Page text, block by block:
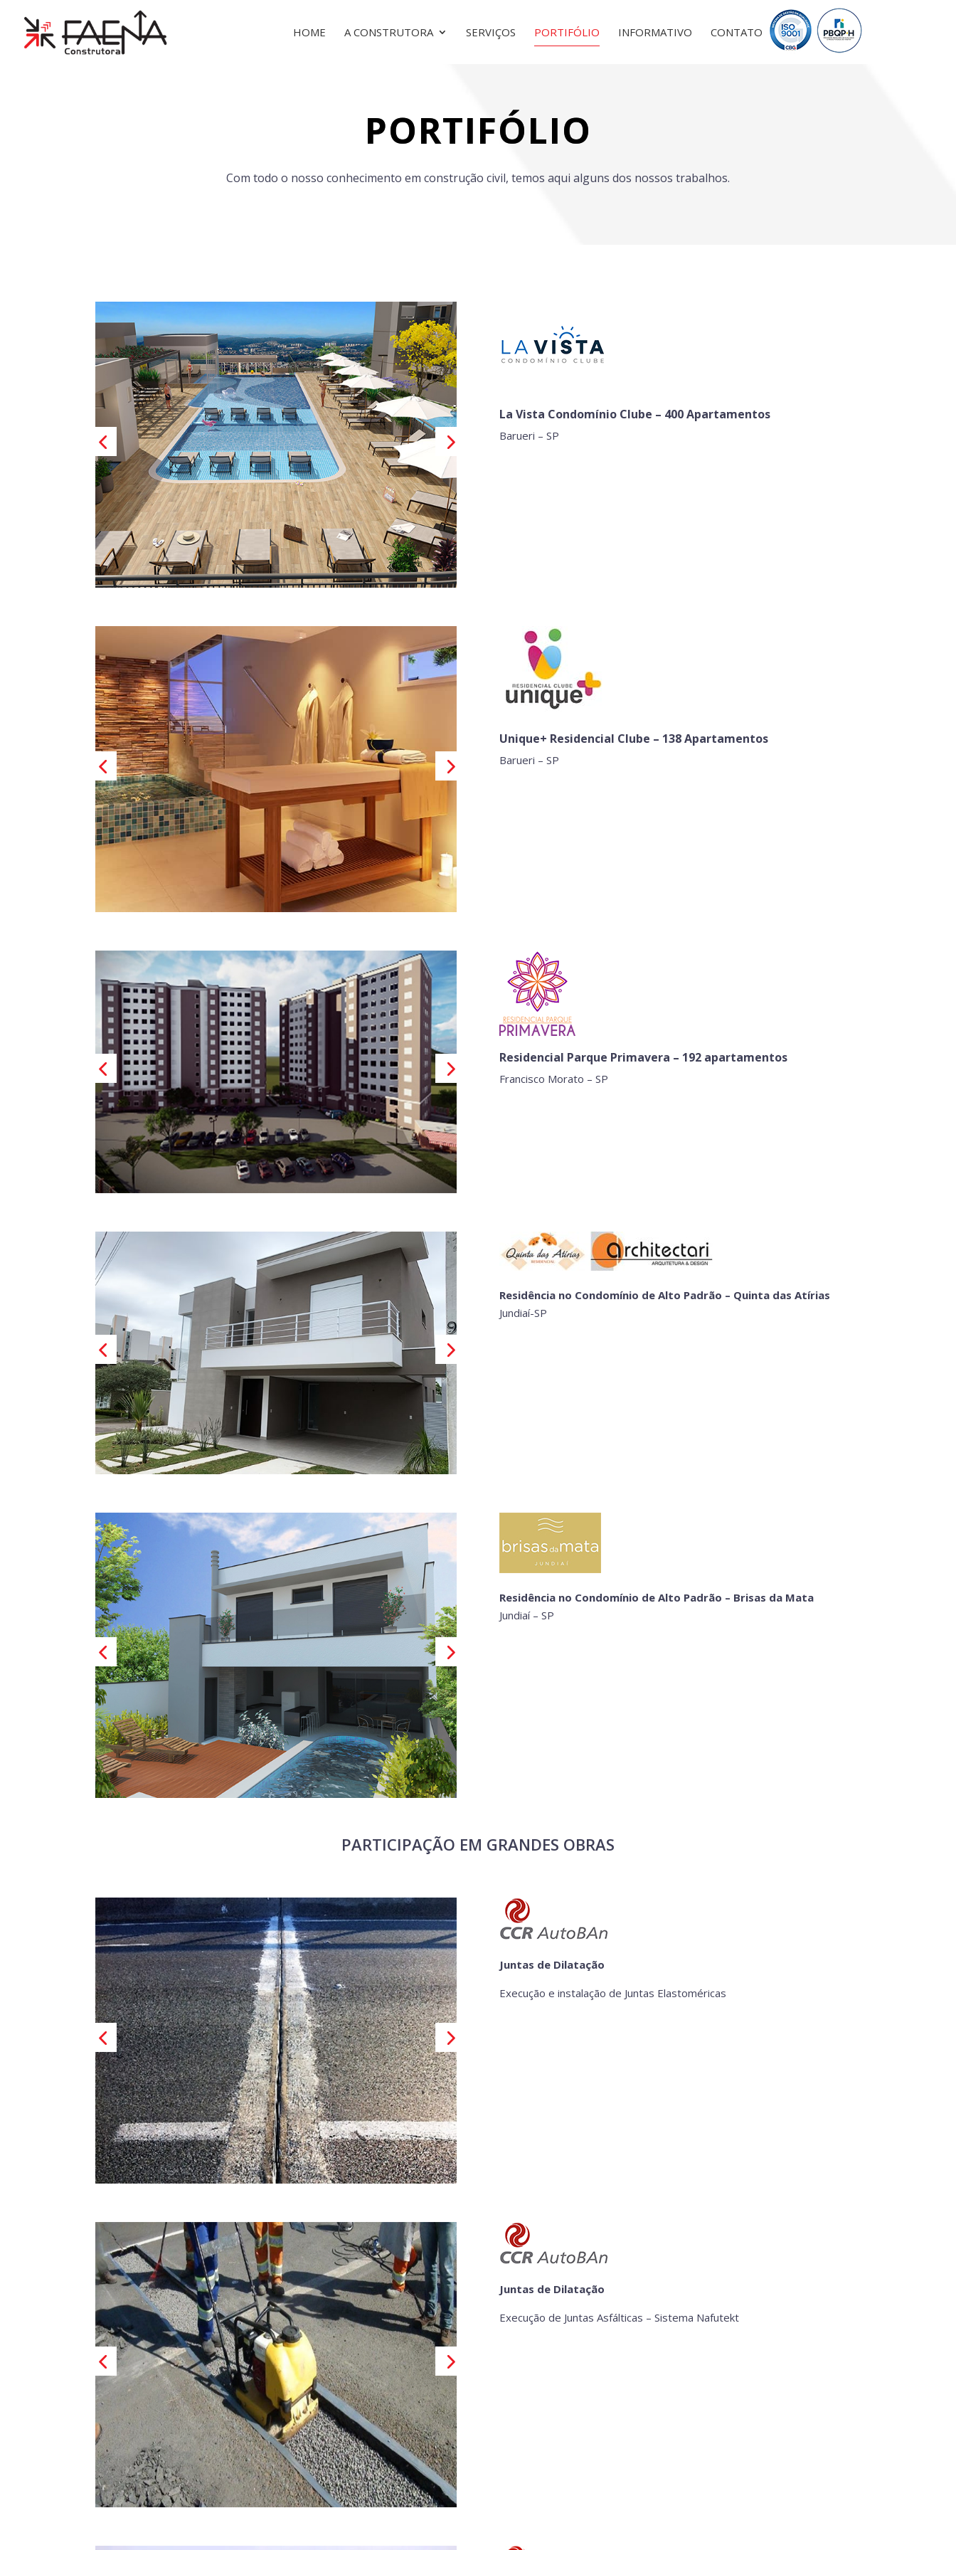
HOME A CONSTRUTORA SERVIÇOS PORTIFÓLIO INFORMATIVO CONTATO
PORTIFÓLIO
Com todo o nosso conhecimento em construção civil, temos aqui alguns dos nossos trabalhos.
La Vista Condomínio Clube – 400 Apartamentos
Barueri – SP
Unique+ Residencial Clube – 138 Apartamentos
Barueri – SP
Residencial Parque Primavera – 192 apartamentos
Francisco Morato – SP
Residência no Condomínio de Alto Padrão – Quinta das Atírias
Jundiaí-SP
Residência no Condomínio de Alto Padrão – Brisas da Mata
Jundiaí – SP
PARTICIPAÇÃO EM GRANDES OBRAS
Juntas de Dilatação
Execução e instalação de Juntas Elastoméricas
Juntas de Dilatação
Execução de Juntas Asfálticas – Sistema Nafutekt